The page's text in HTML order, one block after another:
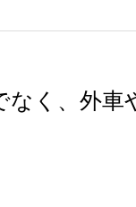
なく、外車